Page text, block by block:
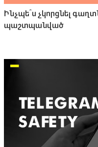
Ինչպե՞ս չկորցնել
պաշտպանված